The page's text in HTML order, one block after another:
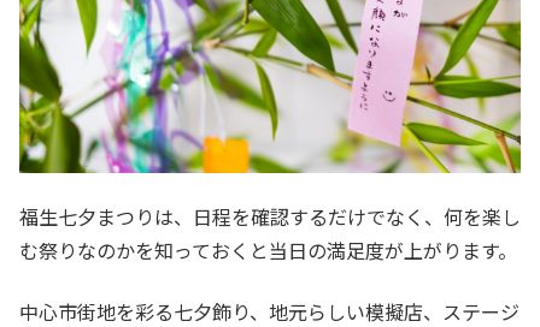
福生七夕まつりは、日程を確認するだけでなく、何を楽し
む祭りなのかを知っておくと当日の満足度が上がります。
中心市街地を彩る七夕飾り、地元らしい模擬店、ステージ